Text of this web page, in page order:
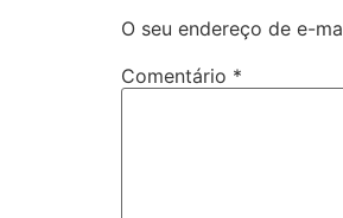
O seu endereço de e-
Comentário *